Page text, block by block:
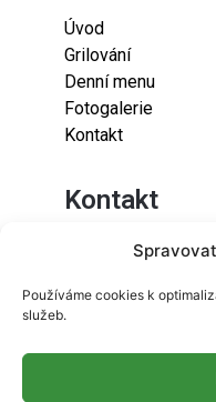
Používáme cookies k
služeb.
Úvod
Grilování
Denní menu
Fotogalerie
Kontakt
Kontakt
Lazaretní 925/9